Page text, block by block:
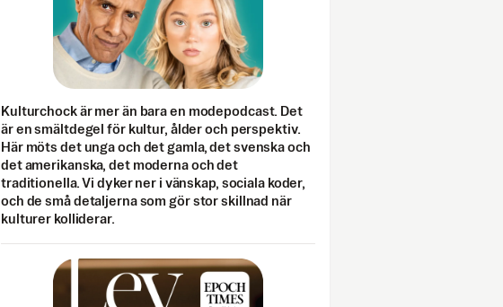
Kulturchock är mer än bara en modepodcast. Det
är en smältdegel för kultur, ålder och perspektiv.
Här möts det unga och det gamla, det svenska och
det amerikanska, det moderna och det
traditionella. Vi dyker ner i vänskap, sociala koder,
och de små detaljerna som gör stor skillnad när
kulturer kolliderar.